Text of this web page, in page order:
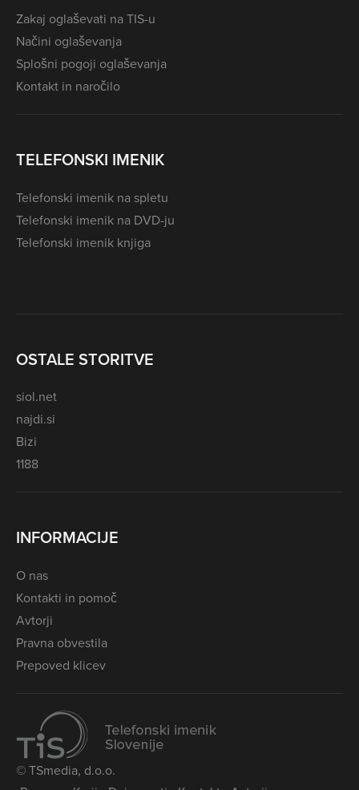
Zakaj oglaševati na TIS-u
Načini oglaševanja
Splošni pogoji oglaševanja
Kontakt in naročilo
TELEFONSKI IMENIK
Telefonski imenik na spletu
Telefonski imenik na DVD-ju
Telefonski imenik knjiga
OSTALE STORITVE
siol.net
najdi.si
Bizi
1188
INFORMACIJE
O nas
Kontakti in pomoč
Avtorji
Pravna obvestila
Prepoved klicev
© TSmedia, d.o.o.